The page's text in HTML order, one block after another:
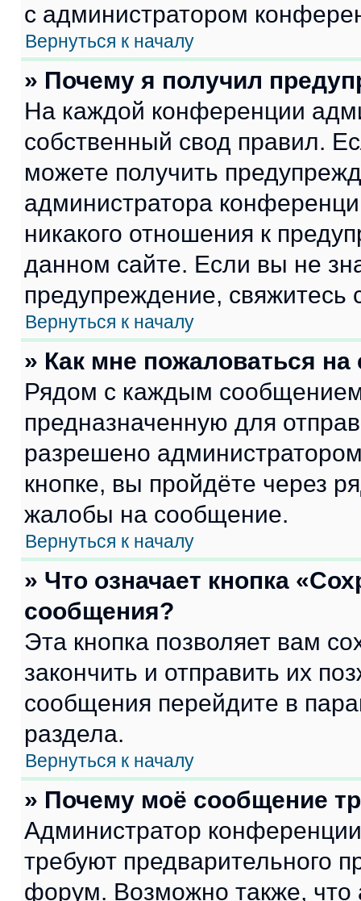
с администратором
Вернуться к началу
» Почему я получил
На каждой конференции
собственный свод правил.
можете получить
администратора
никакого отношения к
данном сайте. Если вы не
предупреждение,
Вернуться к началу
» Как мне пожаловаться
Рядом с каждым сообщением
предназначенную для
разрешено
кнопке, вы пройдёте через
жалобы на сообщение.
Вернуться к началу
» Что означает кнопка
сообщения?
Эта кнопка позволяет вам
закончить и отправить их
сообщения перейдите в
раздела.
Вернуться к началу
» Почему моё сообщение
Администратор
требуют предварительного
форум. Возможно также, что